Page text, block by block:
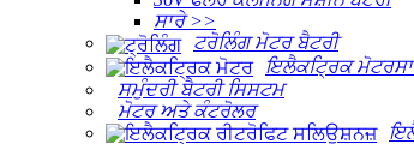
ਸਾਰੇ >>
ਟਰੋਲਿੰਗ ਮੋਟਰ ਬੈਟਰੀ
ਇਲੈਕਟ੍ਰਿਕ
ਸਮੁੰਦਰੀ ਬੈਟਰੀ ਸਿਸਟਮ
ਮੋਟਰ ਅਤੇ ਕੰਟਰੋਲਰ